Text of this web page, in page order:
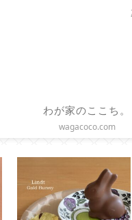
わが家のここち。
wagacoco.com